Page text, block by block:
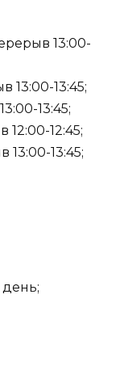
13:00-
13:00-13:45;
13:45;
12:00-12:45;
13:00-13:45;